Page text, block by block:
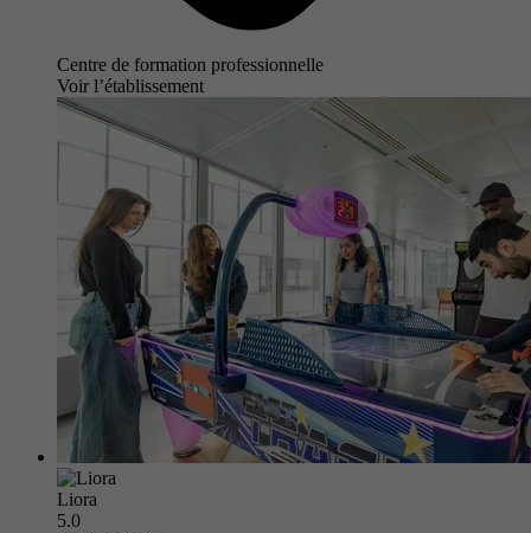
Centre de formation professionnelle
Voir l’établissement
Liora
5.0